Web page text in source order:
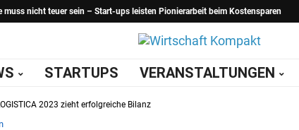
muss nicht teuer sein – Start-ups leisten Pionierarbeit beim Kostensparen
STARTUPS VERANSTALTUNGEN
2023 zieht erfolgreiche Bilanz